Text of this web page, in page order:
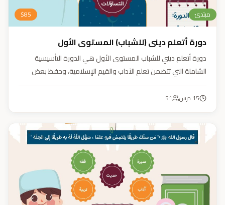
مبتدئ $85
دورة أتعلم ديني (للشباب) المستوى الأول
دورة أتعلم ديني للشباب المستوى الأول هي الدورة التأسيسية
الشاملة التي تتضمن تعلم الآداب والقيم الإسلامية، وحفظ بعض
السيرة النبوية (فقه، عقيدة، سيرة).
15 درس 51